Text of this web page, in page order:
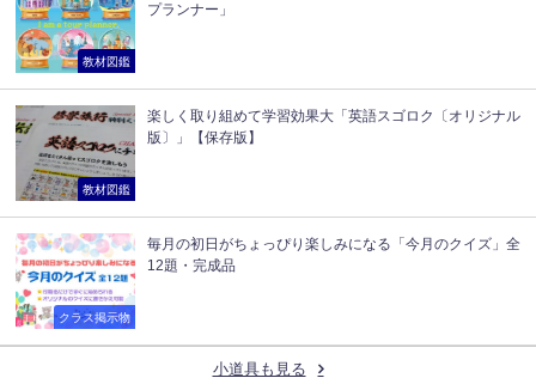
教材図鑑
プランナー」
教材図鑑
楽しく取り組めて学習効果大「英語スゴロク〔オリジナル
版〕」【保存版】
クラス掲示物
毎月の初日がちょっぴり楽しみになる「今月のクイズ」全
12題・完成品
小道具も見る